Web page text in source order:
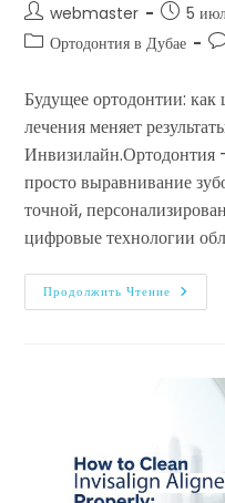
webmaster
5
Ортодонтия в Дубае
Будущее ортодонтии:
лечения меняет
Инвизилайн.Ортодонтия
просто выравнивание
точной,
цифровые технологии
Продолжить Чтение